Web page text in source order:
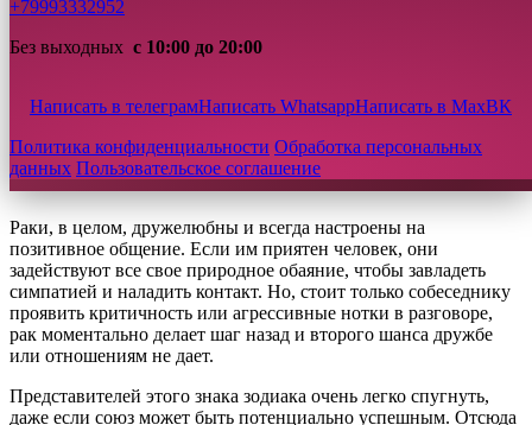
+79993332952
Без выходных с 10:00 до 20:00
Написать в телеграмНаписать WhatsappНаписать в MaxВК
Политика конфиденциальности Обработка персональных
данных Пользовательское соглашение
Луной, которая стимулирует постоянные смены настроения, а
чувства. Из статьи вы узнаете, какие знаки зодиака могут
Характеристика и черты знака
зодиака Рак
Раки, в целом, дружелюбны и всегда настроены на
позитивное общение. Если им приятен человек, они
задействуют все свое природное обаяние, чтобы завладеть
симпатией и наладить контакт. Но, стоит только собеседнику
проявить критичность или агрессивные нотки в разговоре,
рак моментально делает шаг назад и второго шанса дружбе
или отношениям не дает.
Представителей этого знака зодиака очень легко спугнуть,
даже если союз может быть потенциально успешным. Отсюда